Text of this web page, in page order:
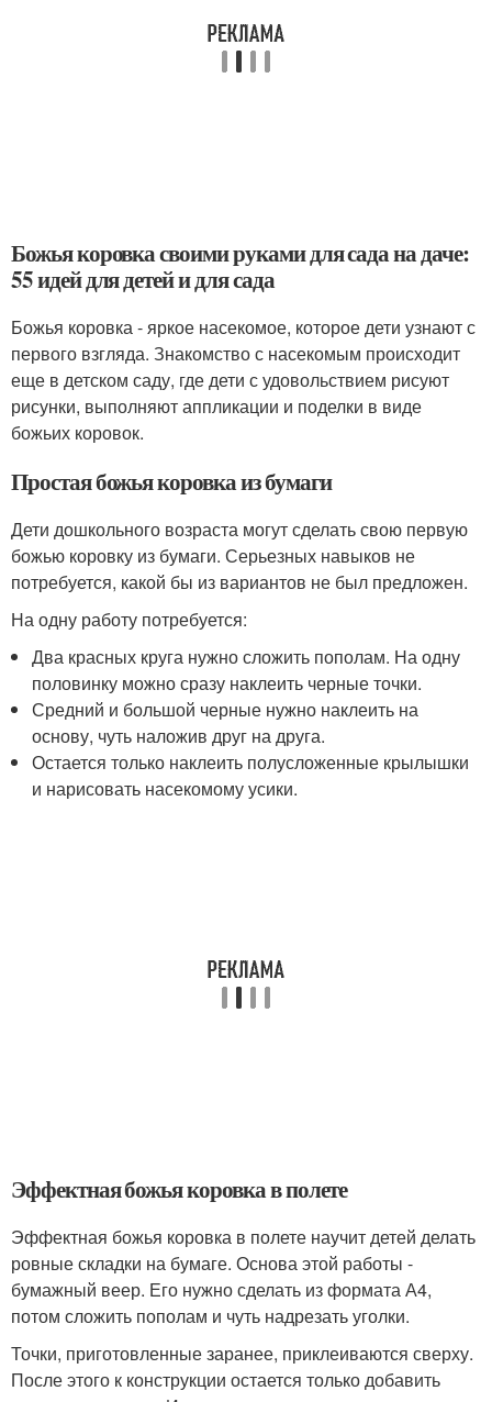
Божья коровка своими руками для сада на даче:
55 идей для детей и для сада
Божья коровка - яркое насекомое, которое дети узнают с
первого взгляда. Знакомство с насекомым происходит
еще в детском саду, где дети с удовольствием рисуют
рисунки, выполняют аппликации и поделки в виде
божьих коровок.
Простая божья коровка из бумаги
Дети дошкольного возраста могут сделать свою первую
божью коровку из бумаги. Серьезных навыков не
потребуется, какой бы из вариантов не был предложен.
На одну работу потребуется:
Два красных круга нужно сложить пополам. На одну
половинку можно сразу наклеить черные точки.
Средний и большой черные нужно наклеить на
основу, чуть наложив друг на друга.
Остается только наклеить полусложенные крылышки
и нарисовать насекомому усики.
Эффектная божья коровка в полете
Эффектная божья коровка в полете научит детей делать
ровные складки на бумаге. Основа этой работы -
бумажный веер. Его нужно сделать из формата А4,
потом сложить пополам и чуть надрезать уголки.
Точки, приготовленные заранее, приклеиваются сверху.
После этого к конструкции остается только добавить